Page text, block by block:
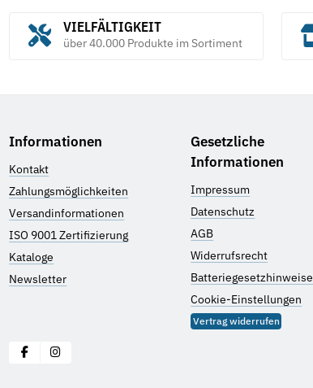
VIELFÄLTIGKEIT
über 40.000 Produkte im Sortiment
Informationen
Kontakt
Zahlungsmöglichkeiten
Versandinformationen
ISO 9001 Zertifizierung
Kataloge
Newsletter
Gesetzliche
Informationen
Impressum
Datenschutz
AGB
Widerrufsrecht
Batteriegesetzhinweise
Cookie-Einstellungen
Vertrag widerrufen